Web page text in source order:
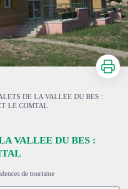
Voir l'image en plein écran
Imprimer
DE LA VALLEE DU BES :
LE COMTAL
VALLEE DU BES :
de tourisme